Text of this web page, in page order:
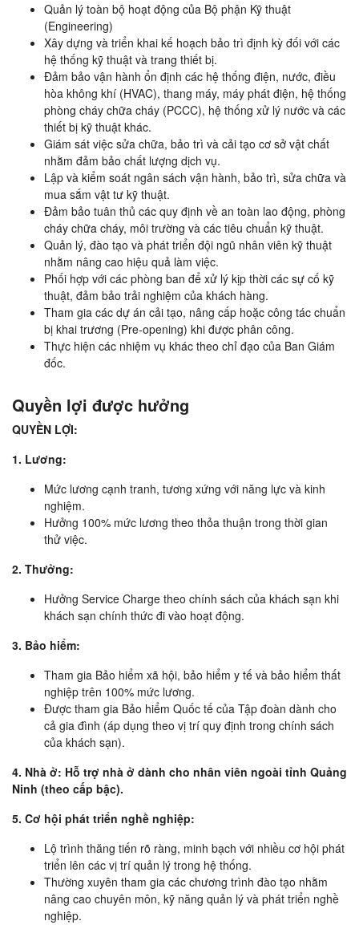
Quản lý toàn bộ hoạt động của Bộ phận Kỹ thuật
(Engineering)
Xây dựng và triển khai kế hoạch bảo trì định kỳ đối với các
hệ thống kỹ thuật và trang thiết bị.
Đảm bảo vận hành ổn định các hệ thống điện, nước, điều
hòa không khí (HVAC), thang máy, máy phát điện, hệ thống
phòng cháy chữa cháy (PCCC), hệ thống xử lý nước và các
thiết bị kỹ thuật khác.
Giám sát việc sửa chữa, bảo trì và cải tạo cơ sở vật chất
nhằm đảm bảo chất lượng dịch vụ.
Lập và kiểm soát ngân sách vận hành, bảo trì, sửa chữa và
mua sắm vật tư kỹ thuật.
Đảm bảo tuân thủ các quy định về an toàn lao động, phòng
cháy chữa cháy, môi trường và các tiêu chuẩn kỹ thuật.
Quản lý, đào tạo và phát triển đội ngũ nhân viên kỹ thuật
nhằm nâng cao hiệu quả làm việc.
Phối hợp với các phòng ban để xử lý kịp thời các sự cố kỹ
thuật, đảm bảo trải nghiệm của khách hàng.
Tham gia các dự án cải tạo, nâng cấp hoặc công tác chuẩn
bị khai trương (Pre-opening) khi được phân công.
Thực hiện các nhiệm vụ khác theo chỉ đạo của Ban Giám
đốc.
Quyền lợi được hưởng
QUYỀN LỢI:
1. Lương:
Mức lương cạnh tranh, tương xứng với năng lực và kinh
nghiệm.
Hưởng 100% mức lương theo thỏa thuận trong thời gian
thử việc.
2. Thưởng:
Hưởng Service Charge theo chính sách của khách sạn khi
khách sạn chính thức đi vào hoạt động.
3. Bảo hiểm:
Tham gia Bảo hiểm xã hội, bảo hiểm y tế và bảo hiểm thất
nghiệp trên 100% mức lương.
Được tham gia Bảo hiểm Quốc tế của Tập đoàn dành cho
cả gia đình (áp dụng theo vị trí quy định trong chính sách
của khách sạn).
4. Nhà ở: Hỗ trợ nhà ở dành cho nhân viên ngoài tỉnh Quảng
Ninh (theo cấp bậc).
5. Cơ hội phát triển nghề nghiệp:
Lộ trình thăng tiến rõ ràng, minh bạch với nhiều cơ hội phát
triển lên các vị trí quản lý trong hệ thống.
Thường xuyên tham gia các chương trình đào tạo nhằm
nâng cao chuyên môn, kỹ năng quản lý và phát triển nghề
nghiệp.